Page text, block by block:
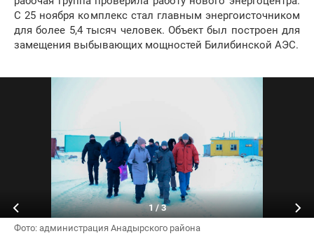
С 25 ноября комплекс стал главным энергоисточником
для более 5,4 тысяч человек. Объект был построен для
замещения выбывающих мощностей Билибинской АЭС.
Фото: администрация Анадырского района
1/3